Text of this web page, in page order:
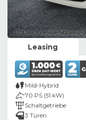
Bild zeigt
Leasing
Mild-Hybrid
70 PS (51 kW)
Schaltgetriebe
3 Türen